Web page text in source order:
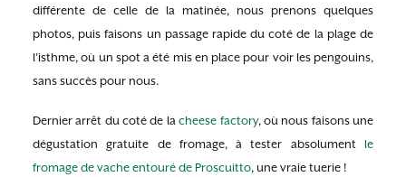
différente de celle de la matinée, nous prenons quelques
photos, puis faisons un passage rapide du coté de la plage de
l’isthme, où un spot a été mis en place pour voir les pengouins,
sans succès pour nous.
Dernier arrêt du coté de lacheese factory, où nous faisons une
dégustation gratuite de fromage, à tester absolument le
fromage de vache entouré de Proscuitto, une vraie tuerie !